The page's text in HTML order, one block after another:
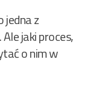
jedna z
jaki proces,
o nim w